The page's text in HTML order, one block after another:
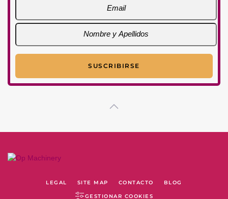
LEGAL SITE MAP CONTACTO BLOG
GESTIONAR COOKIES